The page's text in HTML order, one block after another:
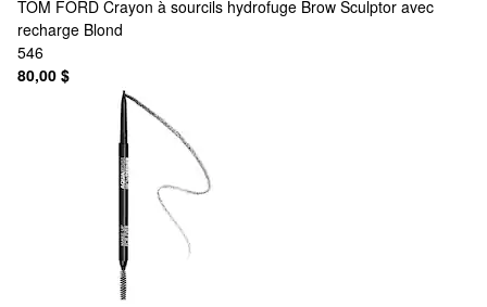
TOM FORD Crayon à sourcils hydrofuge Brow Sculptor avec
recharge Blond
546
80,00 $